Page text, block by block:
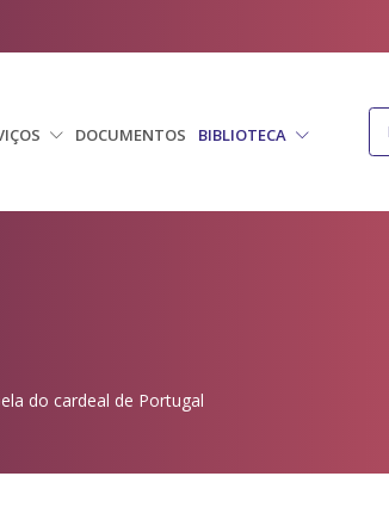
DOCUMENTOS BIBLIOTECA
do cardeal de Portugal